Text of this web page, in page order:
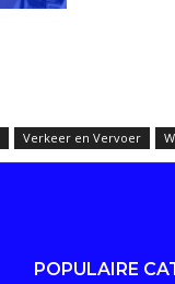
Verkeer en Vervoer
POPULAIRE